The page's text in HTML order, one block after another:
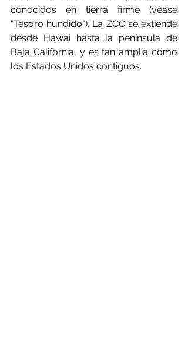
conocidos en tierra firme (véase
"Tesoro hundido"). La ZCC se extiende
desde Hawai hasta la península de
Baja California, y es tan amplia como
los Estados Unidos contiguos.